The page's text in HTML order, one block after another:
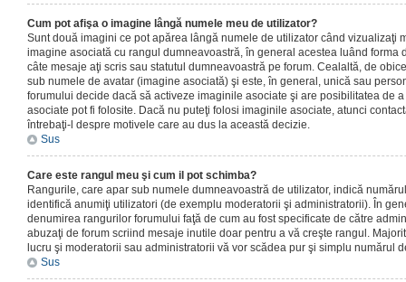
Cum pot afişa o imagine lângă numele meu de utilizator?
Sunt două imagini ce pot apărea lângă numele de utilizator când vizualizaţi
imagine asociată cu rangul dumneavoastră, în general acestea luând forma
câte mesaje aţi scris sau statutul dumneavoastră pe forum. Cealaltă, de
sub numele de avatar (imagine asociată) şi este, în general, unică sau
forumului decide dacă să activeze imaginile asociate şi are posibilitatea de
asociate pot fi folosite. Dacă nu puteţi folosi imaginile asociate, atunci
întrebaţi-l despre motivele care au dus la această decizie.
Sus
Care este rangul meu şi cum il pot schimba?
Rangurile, care apar sub numele dumneavoastră de utilizator, indică
identifică anumiţi utilizatori (de exemplu moderatorii şi administratorii). În
denumirea rangurilor forumului faţă de cum au fost specificate de către
abuzaţi de forum scriind mesaje inutile doar pentru a vă creşte rangul.
lucru şi moderatorii sau administratorii vă vor scădea pur şi simplu numărul
Sus